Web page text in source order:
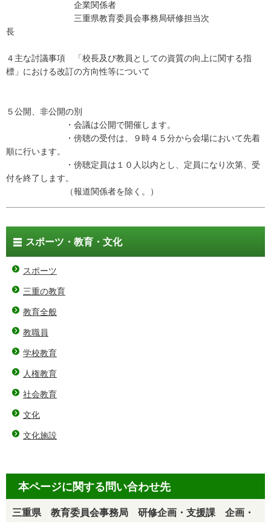
企業関係者
三重県教育委員会事務局研修担当次
長
４主な討議事項 「校長及び教員としての資質の向上に関する指
標」における改訂の方向性等について
５公開、非公開の別
・会議は公開で開催します。
・傍聴の受付は、９時４５分から会場において先着
順に行います。
・傍聴定員は１０人以内とし、定員になり次第、受
付を終了します。
（報道関係者を除く。）
スポーツ・教育・文化
スポーツ
三重の教育
教育全般
教職員
学校教育
人権教育
社会教育
文化
文化施設
本ページに関する問い合わせ先
三重県 教育委員会事務局 研修企画・支援課 企画・